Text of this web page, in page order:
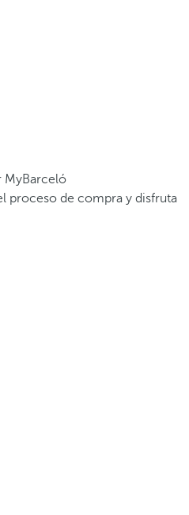
MyBarceló
proceso de compra y disfruta